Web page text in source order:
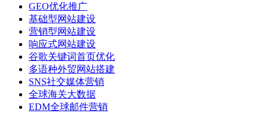
GEO优化推广
基础型网站建设
营销型网站建设
响应式网站建设
谷歌关键词首页优化
多语种外贸网站搭建
SNS社交媒体营销
全球海关大数据
EDM全球邮件营销